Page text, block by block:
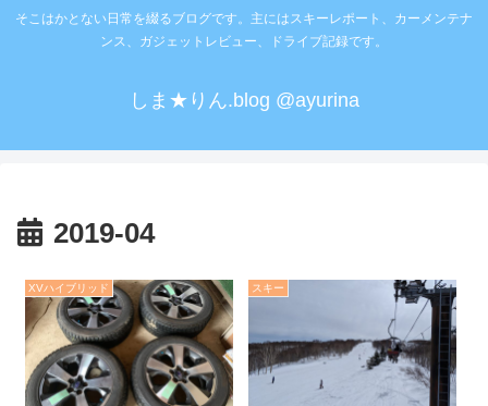
そこはかとない日常を綴るブログです。主にはスキーレポート、カーメンテナ
ンス、ガジェットレビュー、ドライブ記録です。
しま★りん.blog @ayurina
2019-04
XVハイブリッド スキー